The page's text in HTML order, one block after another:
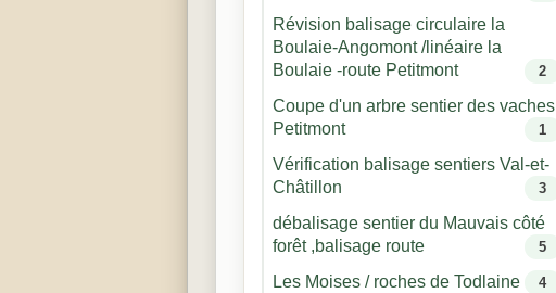
Révision balisage circulaire la
Boulaie-Angomont /linéaire la
Boulaie -route Petitmont
2
Coupe d'un arbre sentier des vaches
Petitmont
1
Vérification balisage sentiers Val-et-
Châtillon
3
débalisage sentier du Mauvais côté
forêt ,balisage route
5
Les Moises / roches de Todlaine 4